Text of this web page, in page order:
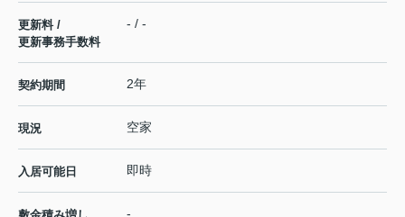
更新料 /
更新事務手数料
- / -
契約期間 2年
現況 空家
入居可能日 即時
-